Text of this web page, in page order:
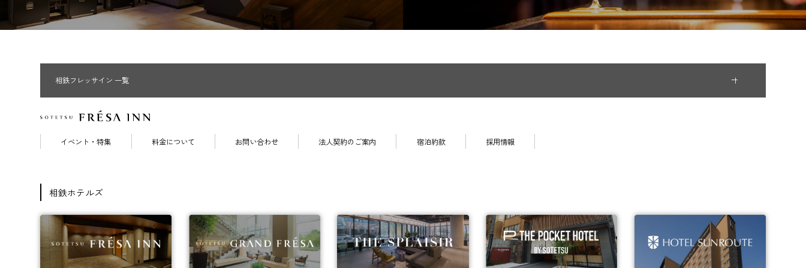
相鉄フレッサイン 一覧
イベント・特集 料金について お問い合わせ 法人契約のご案内 宿泊約款 採用情報
相鉄ホテルズ